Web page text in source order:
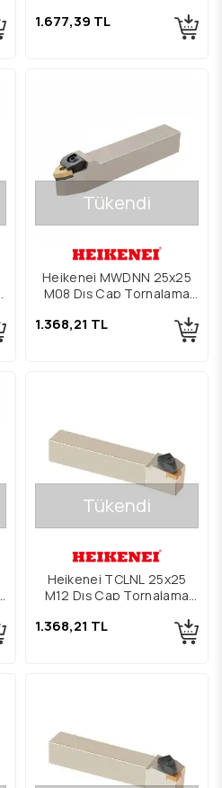
1.677,39 TL
Tükendi
Heikenei MWDNN 25x25
M08 Dış Çap Tornalama
1.368,21 TL
Tükendi
Heikenei TCLNL 25x25
M12 Dış Çap Tornalama
1.368,21 TL